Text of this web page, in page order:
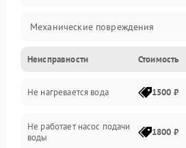
Механические повреждения
Прочие неисправности
Включение и работа
Проблемы с водой
Неисправности Стоимость
Не нагревается вода 1500 ₽
Не работает насос подачи
воды
1800 ₽